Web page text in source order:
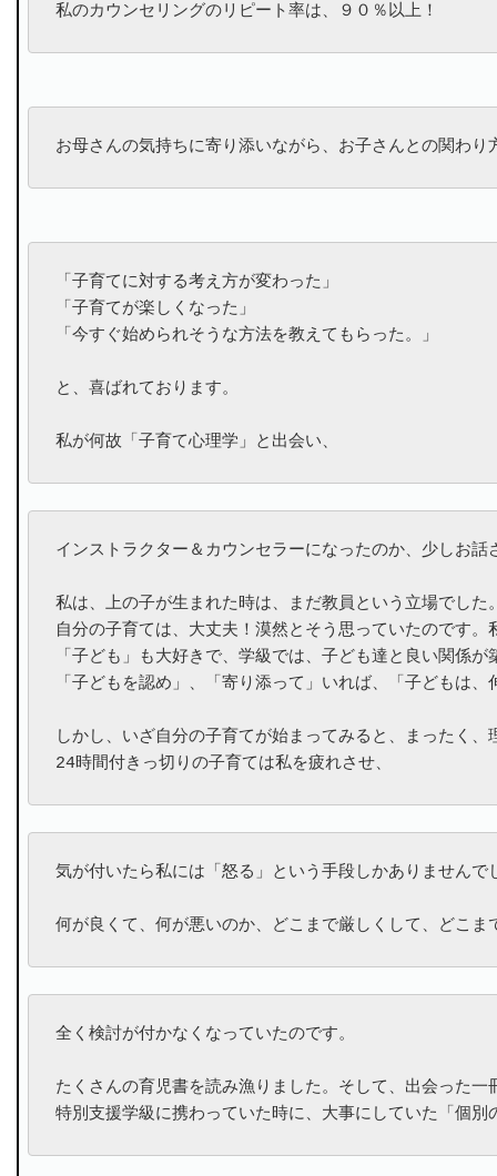
私のカウンセリングのリピート率は、９０％以上！
お母さんの気持ちに寄り添いながら、お子さんとの関わ
「子育てに対する考え方が変わった」
「子育てが楽しくなった」
「今すぐ始められそうな方法を教えてもらった。」
と、喜ばれております。
私が何故「子育て心理学」と出会い、
インストラクター＆カウンセラーになったのか、少しお話
私は、上の子が生まれた時は、まだ教員という立場でした
自分の子育ては、大丈夫！漠然とそう思っていたのです
「子ども」も大好きで、学級では、子ども達と良い関係
「子どもを認め」、「寄り添って」いれば、「子どもは
しかし、いざ自分の子育てが始まってみると、まったく
24時間付きっ切りの子育ては私を疲れさせ、
気が付いたら私には「怒る」という手段しかありませんで
何が良くて、何が悪いのか、どこまで厳しくして、どこま
全く検討が付かなくなっていたのです。
たくさんの育児書を読み漁りました。そして、出会った
特別支援学級に携わっていた時に、大事にしていた「個別